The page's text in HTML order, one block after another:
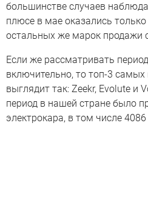
большинстве случаев
плюсе в мае оказались
остальных же марок продажи
Если же рассматривать
включительно, то топ-3
выглядит так: Zeekr, Evolute и
период в нашей стране было
электрокара, в том числе